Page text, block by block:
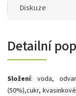
Diskuze
Detailní
Složení: voda,
(50%),cukr,